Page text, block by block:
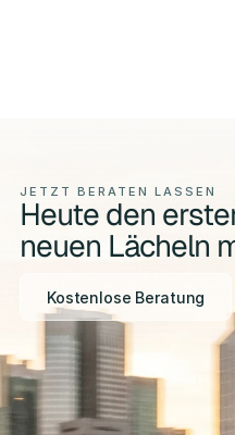
JETZT BERATEN LASSEN
Heute den
neuen Lächeln
Kostenlose Beratung